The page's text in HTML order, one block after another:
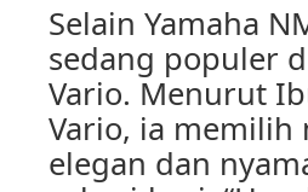
Selain Yamaha
sedang populer
Vario. Menurut
Vario, ia memilih
elegan dan